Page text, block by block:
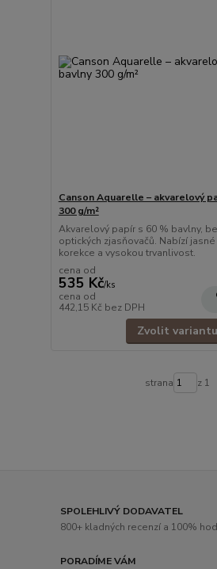
Canson Aquarelle – akvarelový
300 g/m²
Akvarelový papír s 60 % bavlny,
optických zjasňovačů. Nabízí
korekce a vysokou trvanlivost.
cena od
535 Kč/ks
cena od
442,15 Kč bez DPH
Zvolit variantu
strana z 1
SPOLEHLIVÝ DODAVATEL
800+ kladných recenzí a 100%
PORADÍME VÁM